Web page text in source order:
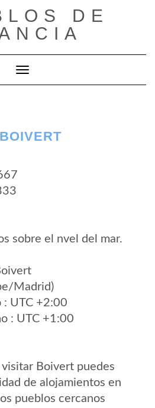
DE
Cambiar modo de navegación
sobre el nvel del mar.
Madrid)
: UTC +2:00
: UTC +1:00
Boivert puedes
de alojamientos en
pueblos cercanos